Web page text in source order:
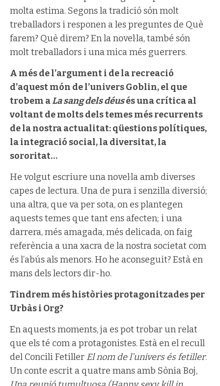
molta estima. Segons la tradició són molt
treballadors i responen a les preguntes de Què
farem? Què direm? En la novel·la, també són
molt treballadors i una mica més guerrers.
A més de l’argument i de la recreació
d’aquest món de l’univers Goblin, el que
trobem aLa sang dels déusés una crítica al
voltant de molts dels temes més recurrents
de la nostra actualitat: qüestions polítiques,
la integració social, la diversitat, la
sororitat…
He volgut escriure una novel·la amb diverses
capes de lectura. Una de pura i senzilla diversió;
una altra, que va per sota, on es plantegen
aquests temes que tant ens afecten; i una
darrera, més amagada, més delicada, on faig
referència a una xacra de la nostra societat com
és l’abús als menors. Ho he aconseguit? Està en
mans dels lectors dir-ho.
Tindrem més històries protagonitzades per
Urbàs i Org?
En aquests moments, ja es pot trobar un relat
que els té com a protagonistes. Està en el recull
del Concili Fetiller El nom de l’univers és fetiller.
Un conte escrit a quatre mans amb Sònia Boj,